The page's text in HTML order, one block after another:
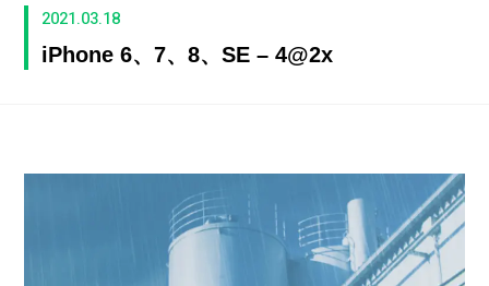
2021.03.18
iPhone 6、7、8、SE – 4@2x